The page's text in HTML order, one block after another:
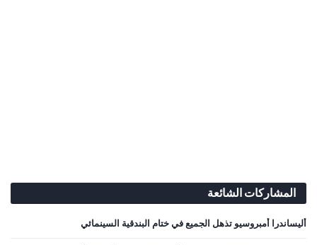
المشاركات الشائعة
أليساندرا أمبروسيو تذهل الجميع في ختام البندقية السينمائي